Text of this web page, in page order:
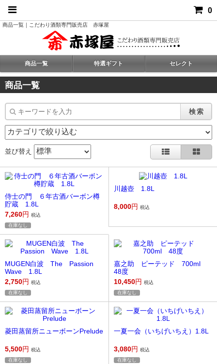
0
商品一覧｜こだわり酒類専門販売店 赤塚屋
商品一覧 特選ギフト セレクト
商品一覧
検索
並び替え
侍士の門 ６年古酒バーボン樽
貯蔵 1.8L
7,260円 税込
在庫なし
川越壺 1.8L
8,000円 税込
MUGEN白波 The Passion
Wave 1.8L
2,750円 税込
在庫なし
嘉之助 ピーテッド 700ml
48度
10,450円 税込
在庫なし
菱田蒸留所ニューボーンPrelude
5,500円 税込
在庫なし
一夏一会（いちげいちえ）1.8L
3,080円 税込
在庫なし